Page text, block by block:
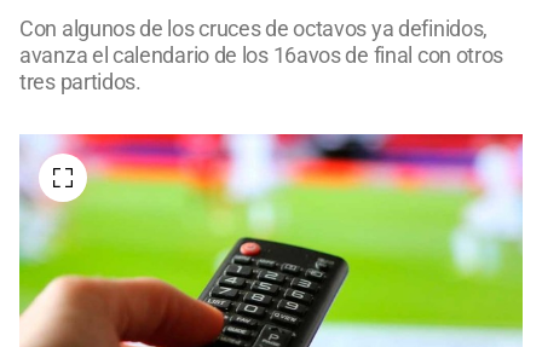
Con algunos de los cruces de octavos ya definidos,
avanza el calendario de los 16avos de final con otros
tres partidos.